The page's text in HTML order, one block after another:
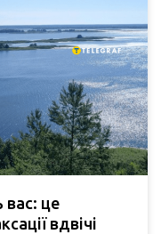
вас: це
вдвічі